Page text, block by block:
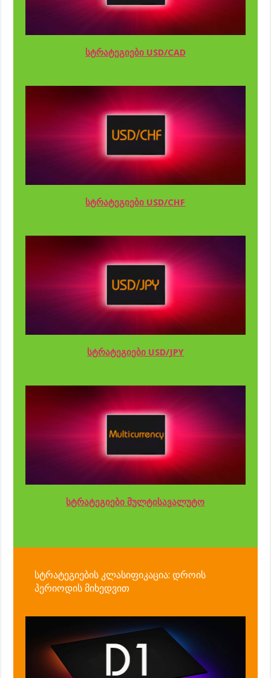
სტრატეგიები USD/CAD
სტრატეგიები USD/CHF
სტრატეგიები USD/JPY
სტრატეგიები მულტისავალუტო
სტრატეგიების კლასიფიკაცია: დროის
პერიოდის მიხედვით